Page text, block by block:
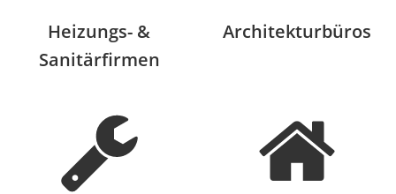
Heizungs- &
Sanitärfirmen
Architekturbüros